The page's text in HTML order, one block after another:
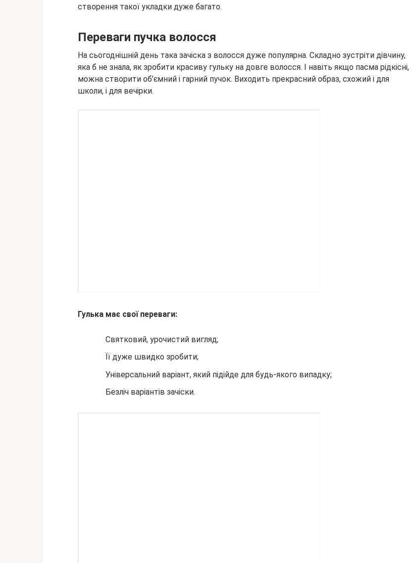
створення такої укладки дуже багато.
Переваги пучка волосся
На сьогоднішній день така зачіска з волосся дуже популярна. Складно зустріти дівчину,
яка б не знала, як зробити красиву гульку на довге волосся. І навіть якщо пасма рідкісні,
можна створити об’ємний і гарний пучок. Виходить прекрасний образ, схожий і для
школи, і для вечірки.
Гулька має свої переваги:
Святковий, урочистий вигляд;
Її дуже швидко зробити;
Універсальний варіант, який підійде для будь-якого випадку;
Безліч варіантів зачіски.